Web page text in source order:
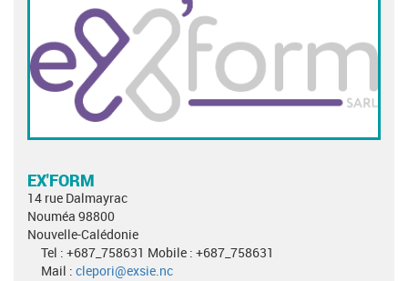
EX'FORM
14 rue Dalmayrac
Nouméa 98800
Nouvelle-Calédonie
Tel : +687_758631 Mobile : +687_758631
Mail : clepori@exsie.nc